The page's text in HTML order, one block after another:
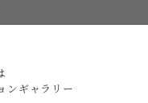
ンギャラリー